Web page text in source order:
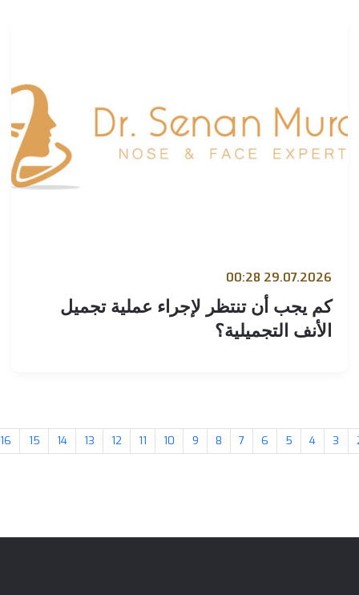
29.07.2026
يجب أن تنتظر لإجراء عملية تجميل
التجميلية؟
11
13
14
15
16
17